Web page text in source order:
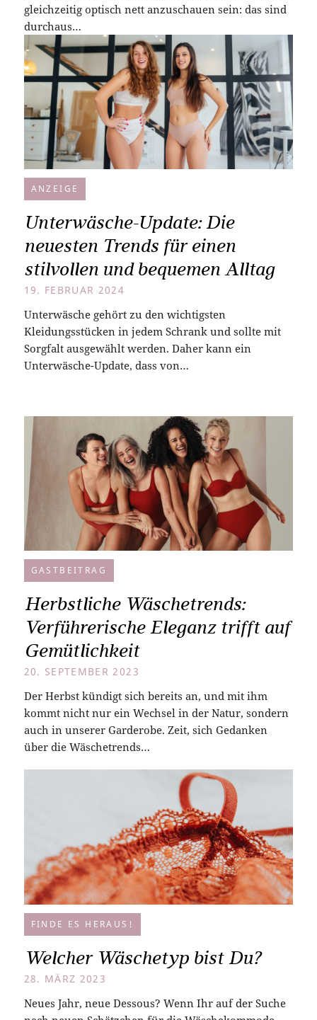
gleichzeitig optisch nett anzuschauen sein: das sind
durchaus…
ANZEIGE
Unterwäsche-Update: Die
neuesten Trends für einen
stilvollen und bequemen Alltag
19. FEBRUAR 2024
Unterwäsche gehört zu den wichtigsten
Kleidungsstücken in jedem Schrank und sollte mit
Sorgfalt ausgewählt werden. Daher kann ein
Unterwäsche-Update, dass von…
GASTBEITRAG
Herbstliche Wäschetrends:
Verführerische Eleganz trifft auf
Gemütlichkeit
20. SEPTEMBER 2023
Der Herbst kündigt sich bereits an, und mit ihm
kommt nicht nur ein Wechsel in der Natur, sondern
auch in unserer Garderobe. Zeit, sich Gedanken
über die Wäschetrends…
FINDE ES HERAUS!
Welcher Wäschetyp bist Du?
28. MÄRZ 2023
Neues Jahr, neue Dessous? Wenn Ihr auf der Suche